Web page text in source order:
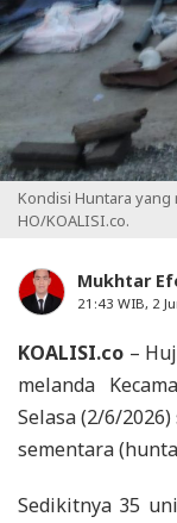
Kondisi Huntara yang
HO/KOALISI.co.
Mukhtar
21:43 WIB, 2
KOALISI.co –
melanda
Selasa (2/6/
sementara
Sedikitnya 35